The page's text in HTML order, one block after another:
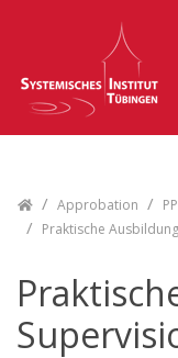
Skip navigation
Approbation
Praktische Ausbildung